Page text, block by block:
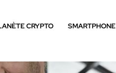
CRYPTO SMARTPHONE